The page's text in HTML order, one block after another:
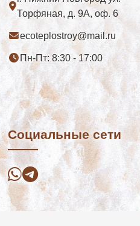
Торфяная, д. 9А, оф. 6
ecoteplostroy@mail.ru
Пн-Пт: 8:30 - 17:00
Социальные сети